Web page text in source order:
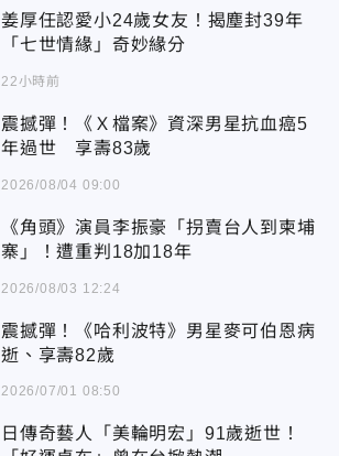
姜厚任認愛小24歲女友！揭塵封39年
「七世情緣」奇妙緣分
22小時前
震撼彈！《Ｘ檔案》資深男星抗血癌5
年過世 享壽83歲
2026/08/04 09:00
《角頭》演員李振豪「拐賣台人到柬埔
寨」！遭重判18加18年
2026/08/03 12:24
震撼彈！《哈利波特》男星麥可伯恩病
逝、享壽82歲
2026/07/01 08:50
日傳奇藝人「美輪明宏」91歲逝世！